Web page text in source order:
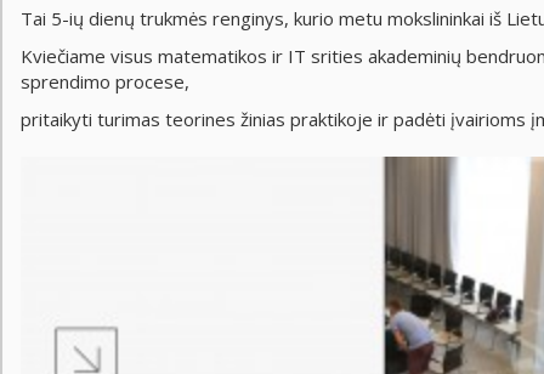
Tai 5-ių dienų trukmės renginys, kurio metu mokslininkai iš
Kviečiame visus matematikos ir IT srities akademinių
sprendimo procese,
pritaikyti turimas teorines žinias praktikoje ir padėti įvairioms